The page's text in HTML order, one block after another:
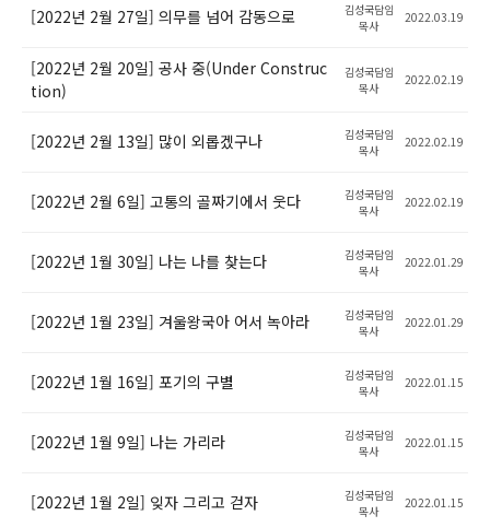
[2022년 2월 27일] 의무를 넘어 감동으로
김성국담임
목사
2022.03.19
[2022년 2월 20일] 공사 중(Under Construc
tion)
김성국담임
목사
2022.02.19
[2022년 2월 13일] 많이 외롭겠구나
김성국담임
목사
2022.02.19
[2022년 2월 6일] 고통의 골짜기에서 웃다
김성국담임
목사
2022.02.19
[2022년 1월 30일] 나는 나를 찾는다
김성국담임
목사
2022.01.29
[2022년 1월 23일] 겨울왕국아 어서 녹아라
김성국담임
목사
2022.01.29
[2022년 1월 16일] 포기의 구별
김성국담임
목사
2022.01.15
[2022년 1월 9일] 나는 가리라
김성국담임
목사
2022.01.15
[2022년 1월 2일] 잊자 그리고 걷자
김성국담임
목사
2022.01.15